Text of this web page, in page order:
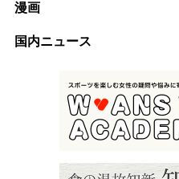
漫画
国内ニュース